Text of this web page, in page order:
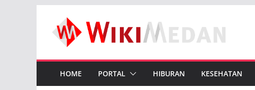
content
HOME PORTAL HIBURAN KESEHATAN